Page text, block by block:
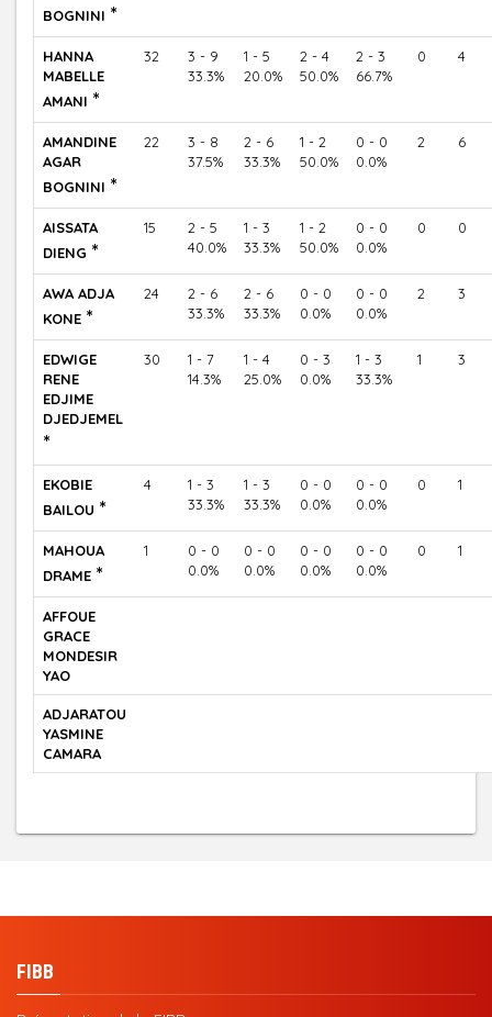
BOGNINI *
HANNA
MABELLE
AMANI *
32
3 - 9
33.3%
1 - 5
20.0%
2 - 4
50.0%
2 - 3
66.7%
0 4
AMANDINE
AGAR
BOGNINI *
22
3 - 8
37.5%
2 - 6
33.3%
1 - 2
50.0%
0 - 0
0.0%
2 6
AISSATA
DIENG *
15
2 - 5
40.0%
1 - 3
33.3%
1 - 2
50.0%
0 - 0
0.0%
0 0
AWA ADJA
KONE *
24
2 - 6
33.3%
2 - 6
33.3%
0 - 0
0.0%
0 - 0
0.0%
2 3
EDWIGE
RENE
EDJIME
DJEDJEMEL
*
30
1 - 7
14.3%
1 - 4
25.0%
0 - 3
0.0%
1 - 3
33.3%
1 3
EKOBIE
BAILOU *
4
1 - 3
33.3%
1 - 3
33.3%
0 - 0
0.0%
0 - 0
0.0%
0 1
MAHOUA
DRAME *
1
0 - 0
0.0%
0 - 0
0.0%
0 - 0
0.0%
0 - 0
0.0%
0 1
AFFOUE
GRACE
MONDESIR
YAO
ADJARATOU
YASMINE
CAMARA
FIBB